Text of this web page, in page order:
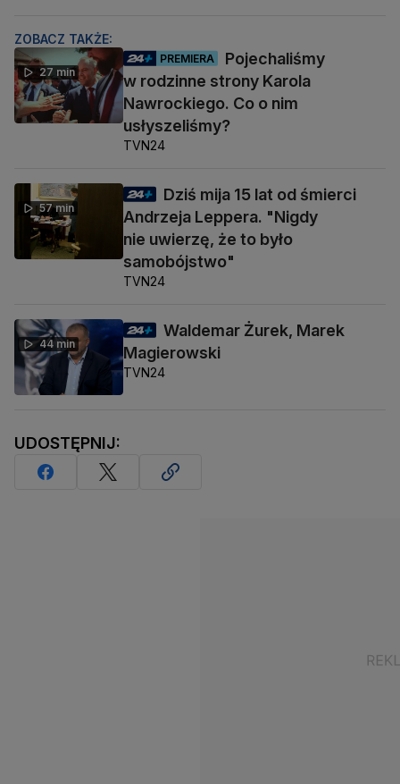
ZOBACZ TAKŻE:
27 min
PREMIERA
Pojechaliśmy
w rodzinne strony Karola
Nawrockiego. Co o nim
usłyszeliśmy?
TVN24
57 min
Dziś mija 15 lat od śmierci
Andrzeja Leppera. "Nigdy
nie uwierzę, że to było
samobójstwo"
TVN24
44 min
Waldemar Żurek, Marek
Magierowski
TVN24
UDOSTĘPNIJ: